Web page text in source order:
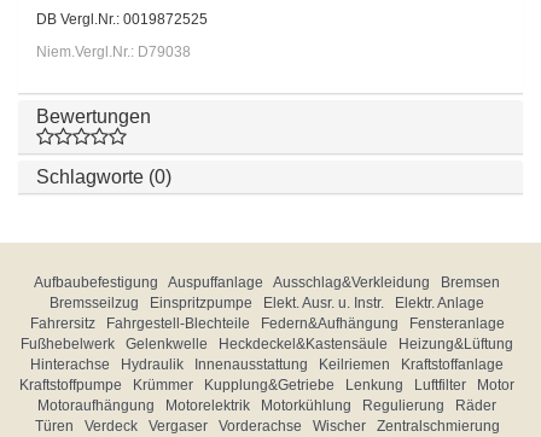
DB Vergl.Nr.: 0019872525
Niem.Vergl.Nr.: D79038
Bewertungen
Schlagworte (0)
Aufbaubefestigung Auspuffanlage Ausschlag&Verkleidung
Bremsen
Bremsseilzug
Einspritzpumpe Elekt. Ausr. u. Instr.
Elektr. Anlage
Fahrersitz
Fahrgestell-Blechteile Federn&Aufhängung
Fensteranlage
Fußhebelwerk
Gelenkwelle Heckdeckel&Kastensäule
Heizung&Lüftung
Hinterachse
Hydraulik Innenausstattung Keilriemen
Kraftstoffanlage
Kraftstoffpumpe
Krümmer Kupplung&Getriebe Lenkung Luftfilter
Motor
Motoraufhängung
Motorelektrik Motorkühlung Regulierung
Räder
Türen
Verdeck Vergaser Vorderachse Wischer
Zentralschmierung